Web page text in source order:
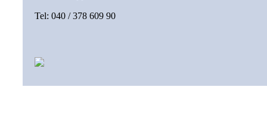
Tel: 040 / 378 609 90